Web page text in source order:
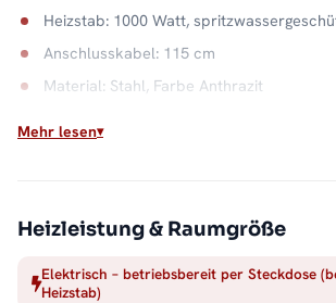
Heizstab: 1000 Watt,
Anschlusskabel: 115 cm
Material: Stahl, Farbe Anthrazit
Heizsaison: Handtücher trocknen im Juli
dabei gleichmäßig über die gesamte Fläche.
Mehr lesen
Heizleistung & Raumgröße
Elektrisch – betriebsbereit per Steckdose
Heizstab)